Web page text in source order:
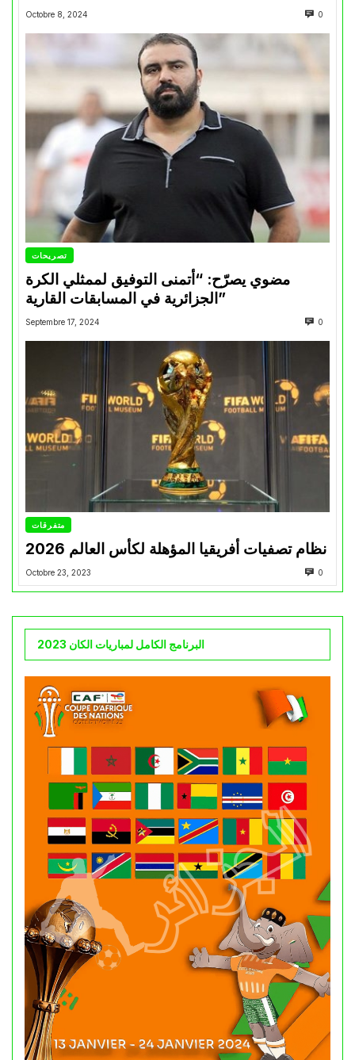
Octobre 8, 2024 0
تصريحات
مضوي يصرّح: “أتمنى التوفيق لممثلي الكرة
الجزائرية في المسابقات القارية”
Septembre 17, 2024 0
متفرقات
نظام تصفيات أفريقيا المؤهلة لكأس العالم 2026
Octobre 23, 2023 0
البرنامج الكامل لمباريات الكان 2023